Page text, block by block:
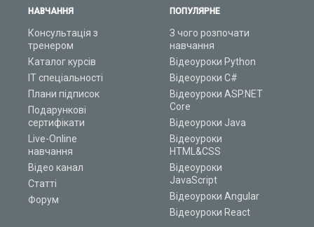
НАВЧАННЯ
Консультація з
тренером
Каталог курсів
ІТ спеціальності
Плани підписок
Подарункові
сертифікати
Live-Online
навчання
Відео канал
Статті
Форум
ПОПУЛЯРНЕ
З чого розпочати
навчання
Відеоуроки Python
Відеоуроки C#
Відеоуроки ASP.NET
Core
Відеоуроки Java
Відеоуроки
HTML&CSS
Відеоуроки
JavaScript
Відеоуроки Angular
Відеоуроки React